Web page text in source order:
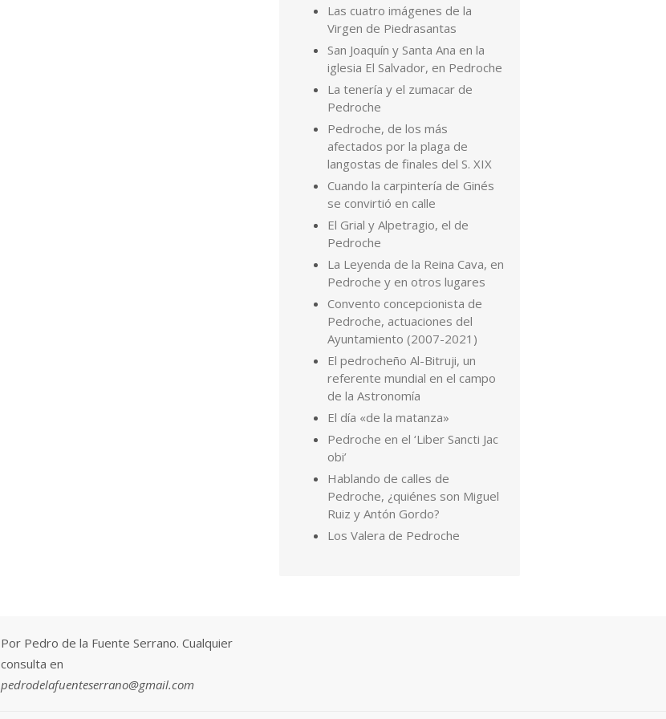
Las cuatro imágenes de la
Virgen de Piedrasantas
San Joaquín y Santa Ana en la
iglesia El Salvador, en Pedroche
La tenería y el zumacar de
Pedroche
Pedroche, de los más
afectados por la plaga de
langostas de finales del S. XIX
Cuando la carpintería de Ginés
se convirtió en calle
El Grial y Alpetragio, el de
Pedroche
La Leyenda de la Reina Cava, en
Pedroche y en otros lugares
Convento concepcionista de
Pedroche, actuaciones del
Ayuntamiento (2007-2021)
El pedrocheño Al-Bitruji, un
referente mundial en el campo
de la Astronomía
El día «de la matanza»
Pedroche en el ‘Liber Sancti Jac
obi’
Hablando de calles de
Pedroche, ¿quiénes son Miguel
Ruiz y Antón Gordo?
Los Valera de Pedroche
Por Pedro de la Fuente Serrano. Cualquier
consulta en
pedrodelafuenteserrano@gmail.com